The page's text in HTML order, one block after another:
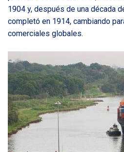
1904 y, después de una década
completó en 1914, cambiando
comerciales globales.